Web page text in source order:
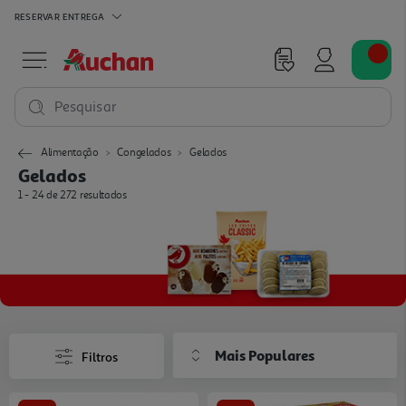
RESERVAR ENTREGA
Pesquisar
Alimentação Congelados Gelados
Gelados
1 - 24 de 272 resultados
Filtros Mais Populares